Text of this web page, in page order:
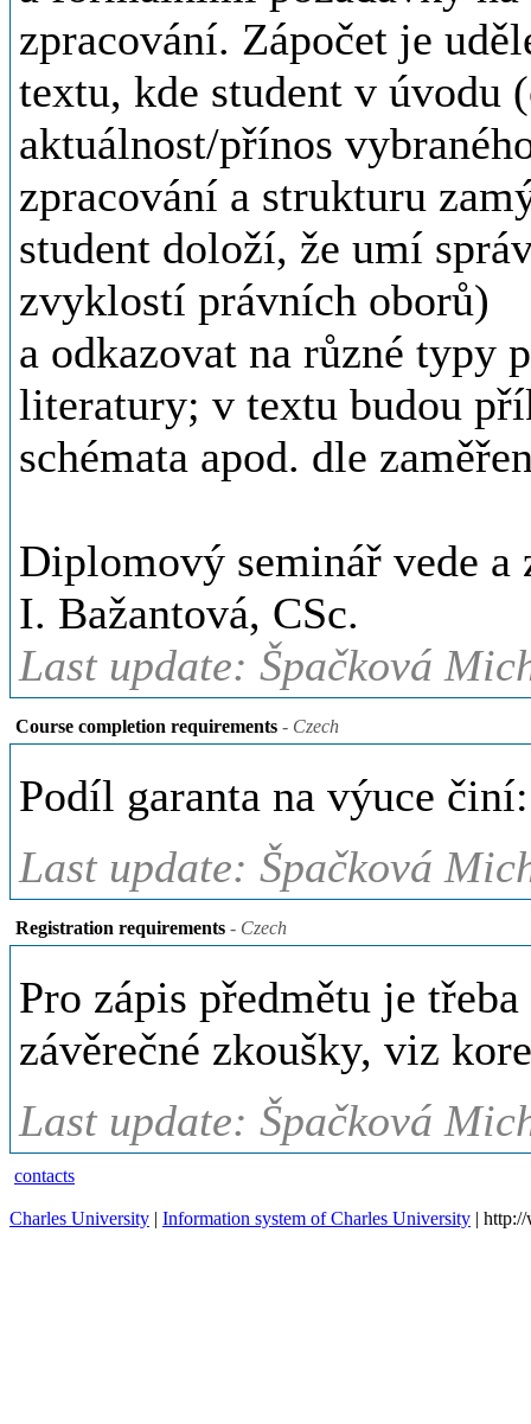
zpracování. Zápočet je
textu, kde student v úvodu
aktuálnost/přínos
zpracování a strukturu
student doloží, že umí
zvyklostí právních oborů)
a odkazovat na různé typy
literatury; v textu budou
schémata apod. dle
Diplomový seminář vede a
I. Bažantová, CSc.
Last update: Špačková
Course completion requirements - Czech
Podíl garanta na výuce
Last update: Špačková
Registration requirements - Czech
Pro zápis předmětu je
závěrečné zkoušky, viz
Last update: Špačková
contacts
Charles University | Information system of Charles University |